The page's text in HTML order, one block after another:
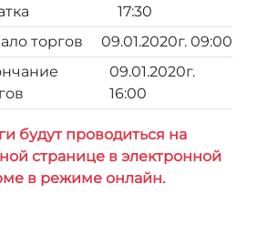
17:30
торгов
09.01.2020г. 09:00
09.01.2020г.
16:00
будут проводиться на
странице в электронной
в режиме онлайн.